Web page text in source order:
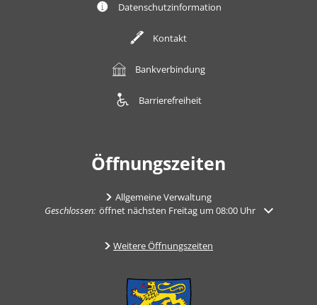
Datenschutzinformation
Kontakt
Bankverbindung
Barrierefreiheit
Öffnungszeiten
Allgemeine Verwaltung
Klicken, um weitere Öffnungs- oder Schließzeiten auszublenden
Geschlossen: öffnet nächsten Freitag um 08:00 Uhr
Weitere Öffnungszeiten